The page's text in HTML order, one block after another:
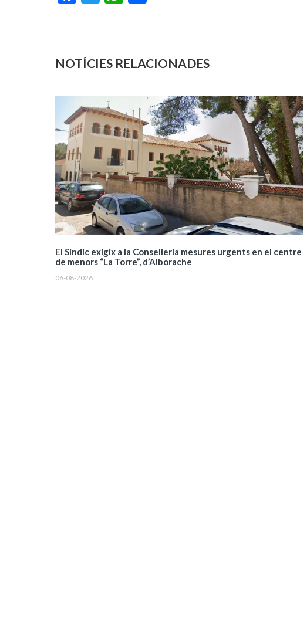
NOTÍCIES RELACIONADES
El Síndic exigix a la Conselleria mesures urgents en el centre
de menors “La Torre”, d’Alborache
06-08-2026